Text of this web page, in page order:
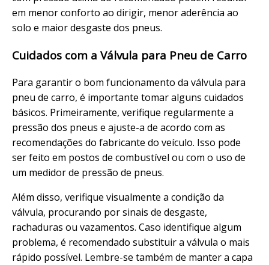
em menor conforto ao dirigir, menor aderência ao
solo e maior desgaste dos pneus.
Cuidados com a Válvula para Pneu de Carro
Para garantir o bom funcionamento da válvula para
pneu de carro, é importante tomar alguns cuidados
básicos. Primeiramente, verifique regularmente a
pressão dos pneus e ajuste-a de acordo com as
recomendações do fabricante do veículo. Isso pode
ser feito em postos de combustível ou com o uso de
um medidor de pressão de pneus.
Além disso, verifique visualmente a condição da
válvula, procurando por sinais de desgaste,
rachaduras ou vazamentos. Caso identifique algum
problema, é recomendado substituir a válvula o mais
rápido possível. Lembre-se também de manter a capa